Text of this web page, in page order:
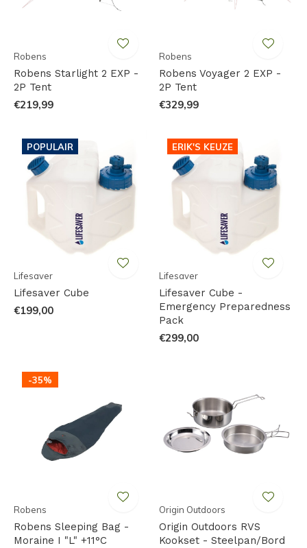
Robens
Robens Starlight 2 EXP -
2P Tent
€219,99
Robens
Robens Voyager 2 EXP -
2P Tent
€329,99
POPULAIR
Lifesaver
Lifesaver Cube
€199,00
ERIK'S KEUZE
Lifesaver
Lifesaver Cube -
Emergency Preparedness
Pack
€299,00
-35%
Robens
Robens Sleeping Bag -
Moraine I "L" +11°C
Origin Outdoors
Origin Outdoors RVS
Kookset - Steelpan/Bord